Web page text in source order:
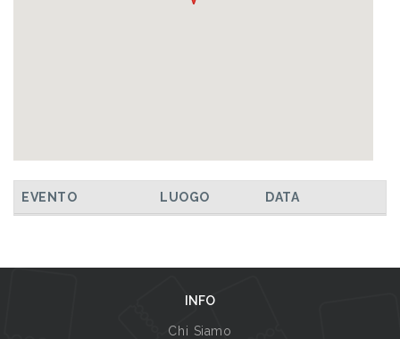
EVENTO LUOGO DATA
INFO
Chi Siamo